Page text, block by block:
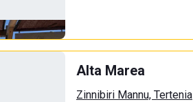
Alta Marea
Zinnibiri Mannu, Tertenia